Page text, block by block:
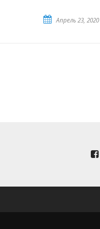
Апрель 23, 2020